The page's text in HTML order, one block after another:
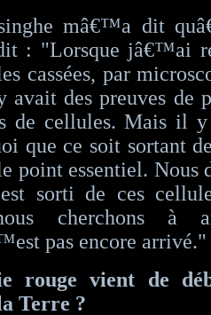
mâ€™a dit
: "Lorsque jâ€™ai
cassées, par
des preuves de
de cellules. Mais il
que ce soit sortant
point essentiel. Nous
sorti de ces
cherchons à
pas encore arrivé."
rouge vient de
Terre ?